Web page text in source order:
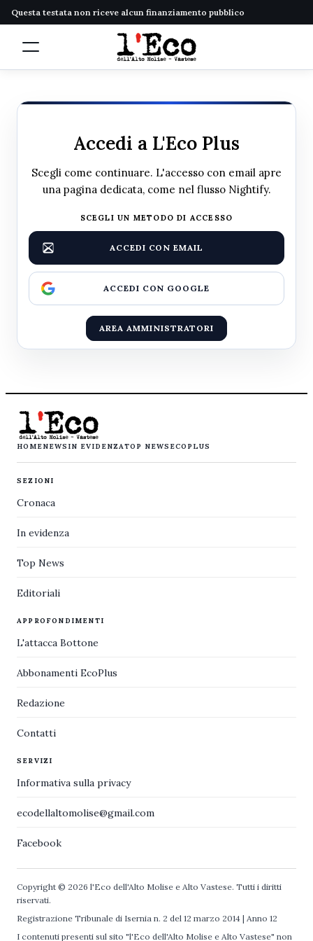
Questa testata non riceve alcun finanziamento pubblico
Accedi a L'Eco Plus
Scegli come continuare. L'accesso con email apre
una pagina dedicata, come nel flusso Nightify.
SCEGLI UN METODO DI ACCESSO
ACCEDI CON EMAIL
ACCEDI CON GOOGLE
AREA AMMINISTRATORI
HOMENEWS IN EVIDENZATOP NEWS ECOPLUS
SEZIONI
Cronaca
In evidenza
Top News
Editoriali
APPROFONDIMENTI
L'attacca Bottone
Abbonamenti EcoPlus
Redazione
Contatti
SERVIZI
Informativa sulla privacy
ecodellaltomolise@gmail.com
Facebook
Copyright © 2026 l'Eco dell'Alto Molise e Alto Vastese. Tutti i diritti
riservati.
Registrazione Tribunale di Isernia n. 2 del 12 marzo 2014 | Anno 12
I contenuti presenti sul sito "l'Eco dell'Alto Molise e Alto Vastese" non